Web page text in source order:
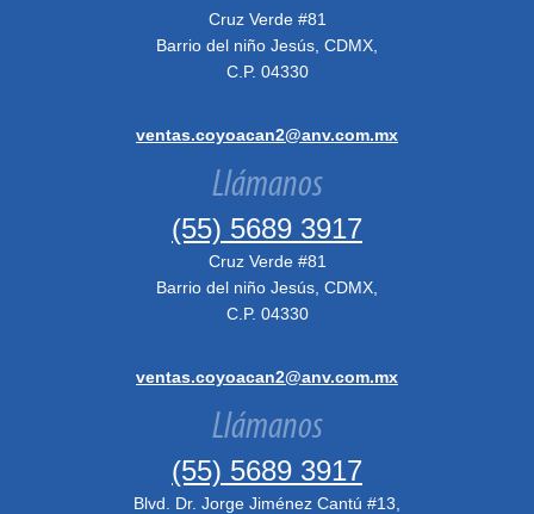
Cruz Verde #81
Barrio del niño Jesús, CDMX,
C.P. 04330
ventas.coyoacan2@anv.com.mx
Llámanos
(55) 5689 3917
Cruz Verde #81
Barrio del niño Jesús, CDMX,
C.P. 04330
ventas.coyoacan2@anv.com.mx
Llámanos
(55) 5689 3917
Blvd. Dr. Jorge Jiménez Cantú #13,